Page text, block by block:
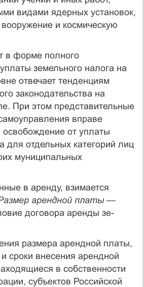
видами ядерных установок,
и космическую
в форме полного
земельного налога на
отвечает тенденциям
законодательства на
При этом представительные
вправе
освобождение от уплаты
для отдельных категорий лиц
муниципальных
в аренду, взимается
арендной платы —
договора аренды зе­
размера арендной платы,
сроки внесения арендной
в собственности
субъектов Российской